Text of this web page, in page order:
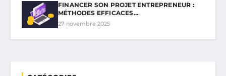
FINANCER SON PROJET ENTREPRENEUR :
MÉTHODES EFFICACES…
27 novembre 2025